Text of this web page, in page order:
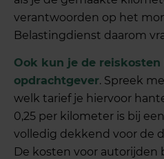
verantwoorden op het
Belastingdienst daarom
Ook kun je de
opdrachtgever. Spreek
welk tarief je hiervoor
0,25 per kilometer is bij
volledig dekkend voor de
De kosten voor autorijden